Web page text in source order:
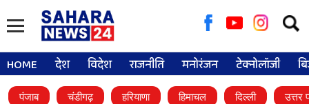
for:
HOME देश विदेश राजनीति मनोरंजन टेक्नोलॉजी
पंजाब चंडीगढ़ हरियाणा हिमाचल दिल्ली उत्तर